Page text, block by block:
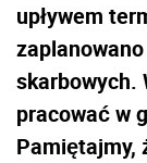
upływem
skarbowych.
pracować w
Pamiętajmy,